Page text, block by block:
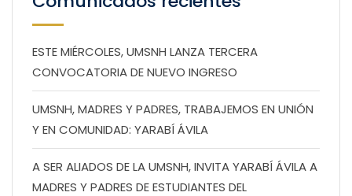
ESTE MIÉRCOLES, UMSNH LANZA TERCERA
CONVOCATORIA DE NUEVO INGRESO
UMSNH, MADRES Y PADRES, TRABAJEMOS EN UNIÓN
Y EN COMUNIDAD: YARABÍ ÁVILA
A SER ALIADOS DE LA UMSNH, INVITA YARABÍ ÁVILA A
MADRES Y PADRES DE ESTUDIANTES DEL